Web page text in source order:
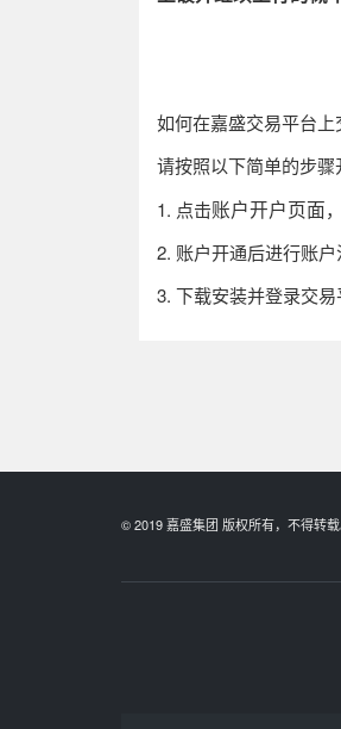
如何在嘉盛交易平台上
请按照以下简单的步骤
1. 点击账户开户页面
2. 账户开通后进行账户
3. 下载安装并登录交
© 2019 嘉盛集团 版权所有，不得转载